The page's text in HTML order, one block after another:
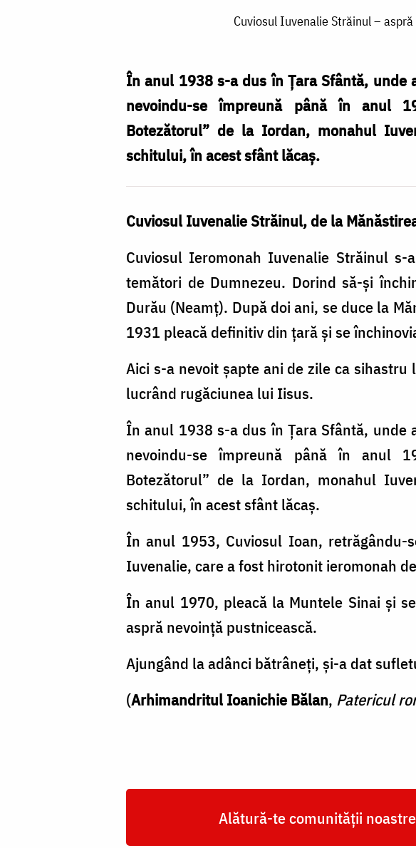
Cuviosul Iuvenalie Străinul –
În anul 1938 s-a dus în Ţara Sfântă, unde
nevoindu-se împreună până în anul
Botezătorul” de la Iordan, monahul
schitului, în acest sfânt lăcaş.
Cuviosul Iuvenalie Străinul, de la
Cuviosul Ieromonah Iuvenalie Străinul
temători de Dumnezeu. Dorind să-şi
Durău (Neamţ). După doi ani, se duce la
1931 pleacă definitiv din ţară şi se
Aici s-a nevoit şapte ani de zile ca
lucrând rugăciunea lui Iisus.
În anul 1938 s-a dus în Ţara Sfântă, unde
nevoindu-se împreună până în anul
Botezătorul” de la Iordan, monahul
schitului, în acest sfânt lăcaş.
În anul 1953, Cuviosul Ioan,
Iuvenalie, care a fost hirotonit ieromonah
În anul 1970, pleacă la Muntele Sinai şi
aspră nevoinţă pustnicească.
Ajungând la adânci bătrâneţi, şi-a dat
(Arhimandritul Ioanichie Bălan, Patericul
Alătură-te comunității